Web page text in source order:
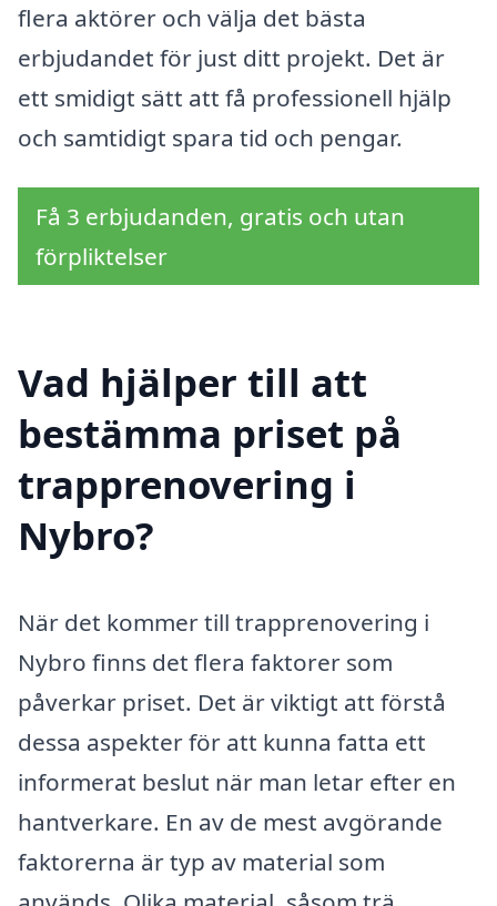
flera aktörer och välja det bästa
erbjudandet för just ditt projekt. Det är
ett smidigt sätt att få professionell hjälp
och samtidigt spara tid och pengar.
Få 3 erbjudanden, gratis och utan
förpliktelser
Vad hjälper till att
bestämma priset på
trapprenovering i
Nybro?
När det kommer till trapprenovering i
Nybro finns det flera faktorer som
påverkar priset. Det är viktigt att förstå
dessa aspekter för att kunna fatta ett
informerat beslut när man letar efter en
hantverkare. En av de mest avgörande
faktorerna är typ av material som